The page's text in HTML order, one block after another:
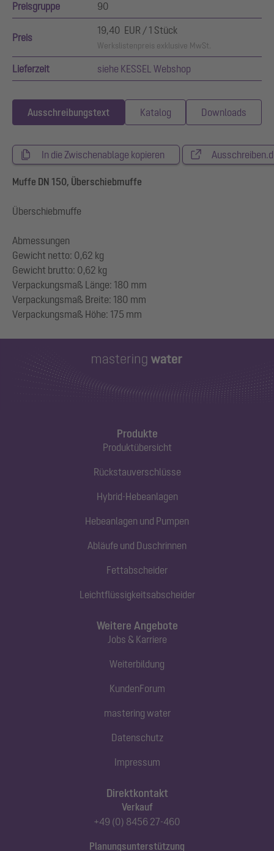
Preisgruppe 90
Preis
19,40 EUR / 1 Stück
Werkslistenpreis exklusive MwSt.
Lieferzeit siehe KESSEL Webshop
Ausschreibungstext Katalog Downloads
In die Zwischenablage kopieren
Muffe DN 150, Überschiebmuffe
Überschiebmuffe
Abmessungen
Gewicht netto: 0,62 kg
Gewicht brutto: 0,62 kg
Verpackungsmaß Länge: 180 mm
Verpackungsmaß Breite: 180 mm
Produkte
Produktübersicht
Rückstauverschlüsse
Hybrid-Hebeanlagen
Hebeanlagen und Pumpen
Abläufe und Duschrinnen
Fettabscheider
Leichtflüssigkeitsabscheider
Direktkontakt
Verkauf
+49 (0) 8456 27-460
Planungsunterstützung
Weitere Angebote
Jobs & Karriere
Weiterbildung
KundenForum
mastering water
Datenschutz
Impressum